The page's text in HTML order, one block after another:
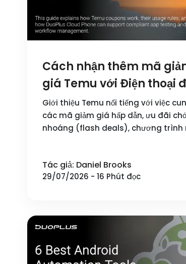
Cách nhận thêm mã
giá Temu với Điện thoại
mây DuoPlus (Hướng
tài khoản)
Giới thiệu Temu nổi tiếng với việc
các mã giảm giá hấp dẫn, ưu đãi
nhoáng (flash deals), chương trình
Tác giả: Daniel Brooks
29/07/2026 - 16 Phút đọc